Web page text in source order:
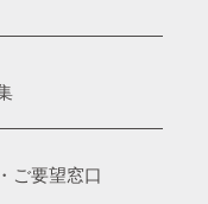
ご要望窓口